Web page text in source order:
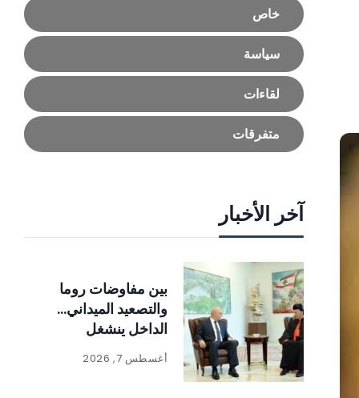
خاص
سياسة
لقاءات
متفرقات
آخر الأخبار
بين مفاوضات روما
والتصعيد الميداني…
الداخل ينشغل
بالإصلاحات
أغسطس 7, 2026